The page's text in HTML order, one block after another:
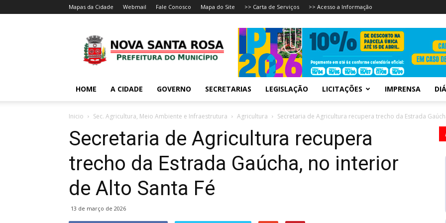
Mapas da Cidade Webmail Fale Conosco Mapa do Site >> Carta de Serviços >> Acesso a Informação
HOME A CIDADE GOVERNO SECRETARIAS LEGISLAÇÃO LICITAÇÕES IMPRENSA
Inicio Sec. Agricultura, Meio Ambiente e Infraestrutura Agricultura Secretaria de Agricultura recupera trecho da Estrada
Secretaria de Agricultura recupera
trecho da Estrada Gaúcha, no interior
de Alto Santa Fé
13 de março de 2026